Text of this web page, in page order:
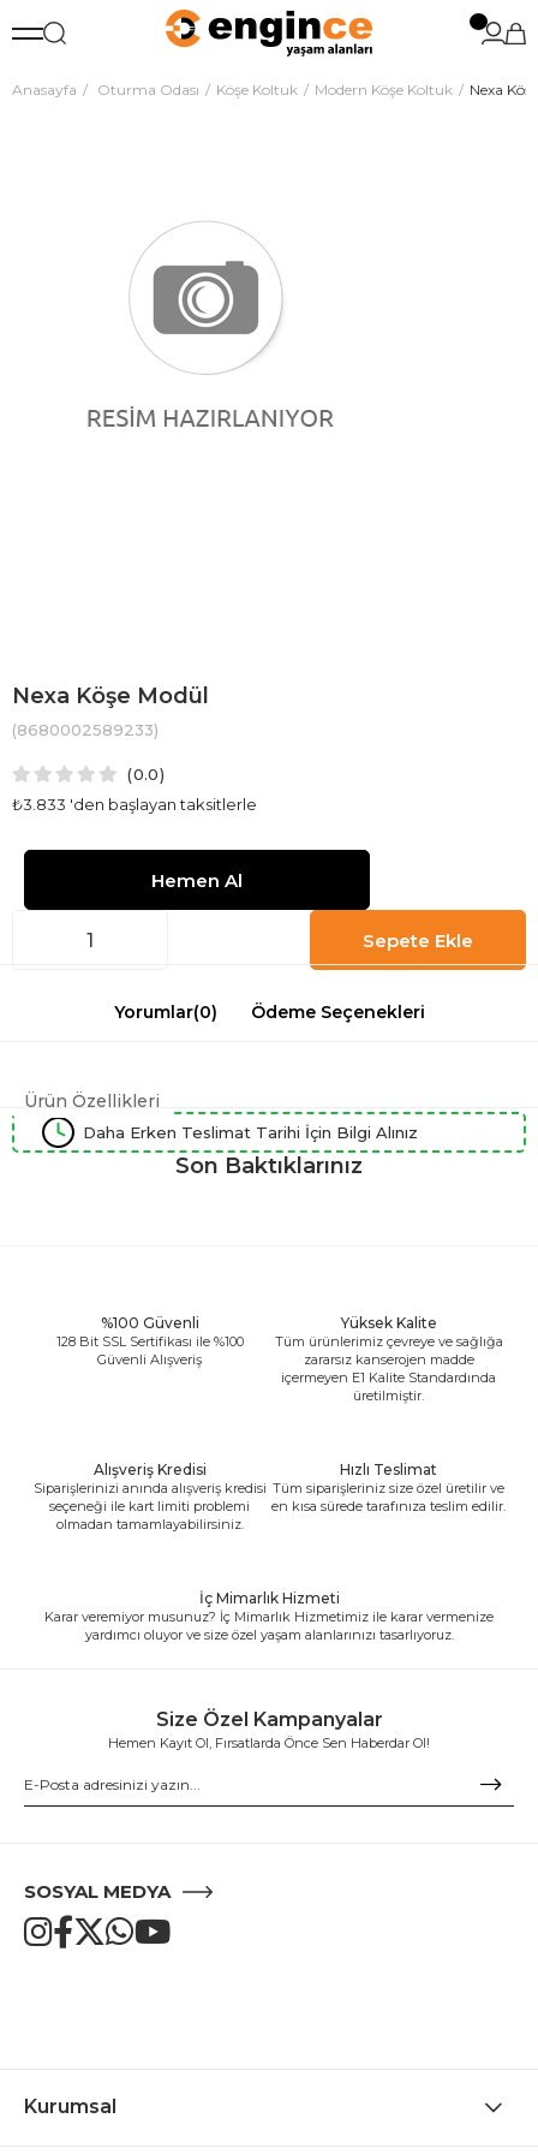
Anasayfa Oturma Odası Köşe Koltuk Modern Köşe Koltuk Nexa
Nexa Köşe Modül
(8680002589233)
0.0
₺3.833 'den başlayan taksitlerle
Yorumlar(0) Ödeme Seçenekleri
Ürün Özellikleri
Daha Erken Teslimat Tarihi İçin Bilgi Alınız
Son Baktıklarınız
%100 Güvenli
128 Bit SSL Sertifikası ile %100
Güvenli Alışveriş
Yüksek Kalite
Tüm ürünlerimiz çevreye ve sağlığa
zararsız kanserojen madde
içermeyen E1 Kalite Standardında
üretilmiştir.
Alışveriş Kredisi
Siparişlerinizi anında alışveriş kredisi
seçeneği ile kart limiti problemi
olmadan tamamlayabilirsiniz.
Hızlı Teslimat
Tüm siparişleriniz size özel üretilir ve
en kısa sürede tarafınıza teslim edilir.
İç Mimarlık Hizmeti
Karar veremiyor musunuz? İç Mimarlık Hizmetimiz ile karar vermenize
yardımcı oluyor ve size özel yaşam alanlarınızı tasarlıyoruz.
Size Özel Kampanyalar
Hemen Kayıt Ol, Fırsatlarda Önce Sen Haberdar Ol!
SOSYAL MEDYA
Kurumsal